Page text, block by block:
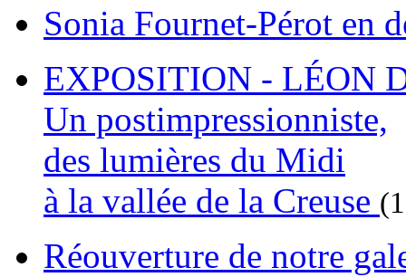
Sonia Fournet-Pérot en
EXPOSITION - LÉON
Un postimpressionniste,
des lumières du Midi
à la vallée de la Creuse
Réouverture de notre